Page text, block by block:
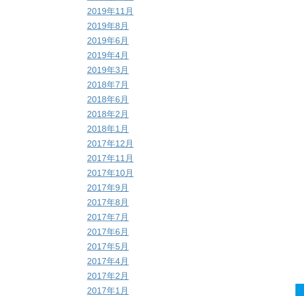
2019年11月
2019年8月
2019年6月
2019年4月
2019年3月
2018年7月
2018年6月
2018年2月
2018年1月
2017年12月
2017年11月
2017年10月
2017年9月
2017年8月
2017年7月
2017年6月
2017年5月
2017年4月
2017年2月
2017年1月